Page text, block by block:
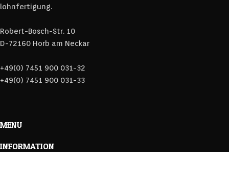
lohnfertigung.
Robert-Bosch-Str. 10
D-72160 Horb am Neckar
+49(0) 7451 900 031-32
+49(0) 7451 900 031-33
MENU
INFORMATION